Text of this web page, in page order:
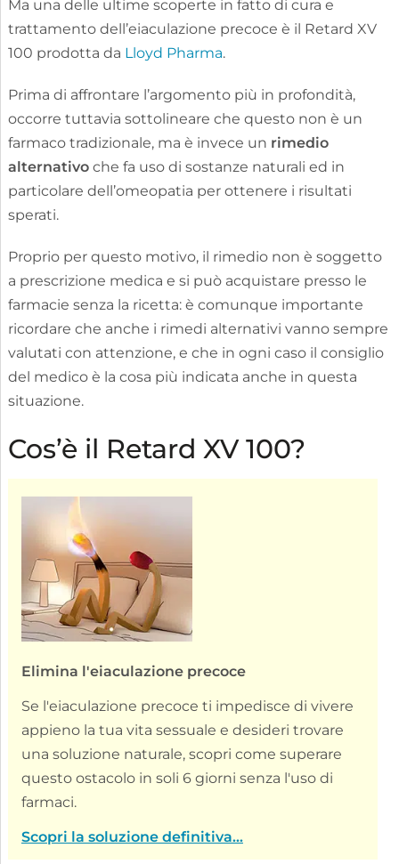
Ma una delle ultime scoperte in fatto di cura e
trattamento dell’eiaculazione precoce è il Retard XV
100 prodotta da Lloyd Pharma.
Prima di affrontare l’argomento più in profondità,
occorre tuttavia sottolineare che questo non è un
farmaco tradizionale, ma è invece un rimedio
alternativo che fa uso di sostanze naturali ed in
particolare dell’omeopatia per ottenere i risultati
sperati.
Proprio per questo motivo, il rimedio non è soggetto
a prescrizione medica e si può acquistare presso le
farmacie senza la ricetta: è comunque importante
ricordare che anche i rimedi alternativi vanno sempre
valutati con attenzione, e che in ogni caso il consiglio
del medico è la cosa più indicata anche in questa
situazione.
Cos’è il Retard XV 100?
Elimina l'eiaculazione precoce
Se l'eiaculazione precoce ti impedisce di vivere
appieno la tua vita sessuale e desideri trovare
una soluzione naturale, scopri come superare
questo ostacolo in soli 6 giorni senza l'uso di
farmaci.
Scopri la soluzione definitiva...